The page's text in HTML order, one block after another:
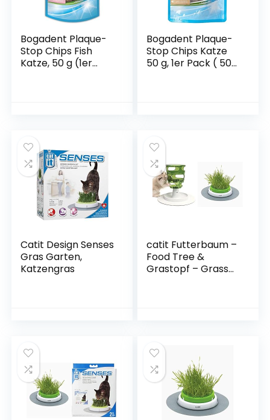
Bogadent Plaque-
Stop Chips Fish
Katze, 50 g (1er
Bogadent Plaque-
Stop Chips Katze
50 g, 1er Pack ( 50
Catit Design Senses
Gras Garten,
Katzengras
catit Futterbaum –
Food Tree &
Grastopf – Grass